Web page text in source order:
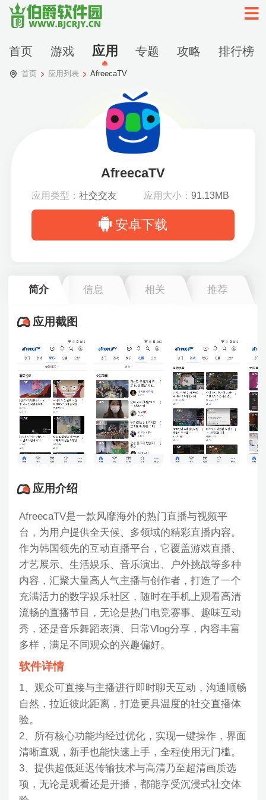
首页 游戏 应用 专题 攻略 排行榜
首页 应用列表 AfreecaTV
AfreecaTV
应用类型： 社交交友 应用大小：91.13MB
安卓下载
简介 信息 相关 推荐
应用截图
应用介绍
AfreecaTV是一款风靡海外的热门直播与视频平
台，为用户提供全天候、多领域的精彩直播内容。
作为韩国领先的互动直播平台，它覆盖游戏直播、
才艺展示、生活娱乐、音乐演出、户外挑战等多种
内容，汇聚大量高人气主播与创作者，打造了一个
充满活力的数字娱乐社区，随时在手机上观看高清
流畅的直播节目，无论是热门电竞赛事、趣味互动
秀，还是音乐舞蹈表演、日常Vlog分享，内容丰富
多样，满足不同观众的兴趣偏好。
软件详情
1、观众可直接与主播进行即时聊天互动，沟通顺畅
自然，拉近彼此距离，打造更具温度的社交直播体
验。
2、所有核心功能均经过优化，实现一键操作，界面
清晰直观，新手也能快速上手，全程使用无门槛。
3、提供超低延迟传输技术与高清乃至超清画质选
项，无论是观看还是开播，都能享受沉浸式社交体